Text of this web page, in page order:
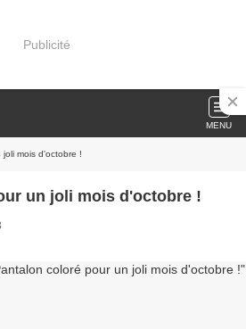
Publicité
MENU
mois d'octobre !
un joli mois d'octobre !